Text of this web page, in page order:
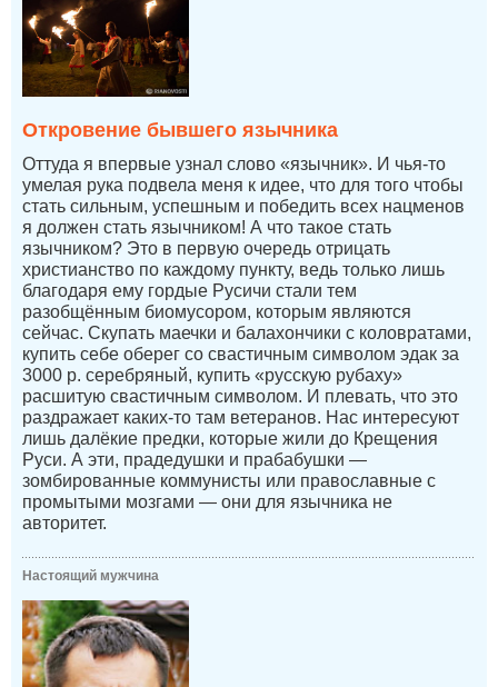
Откровение бывшего язычника
Оттуда я впервые узнал слово «язычник». И чья-то
умелая рука подвела меня к идее, что для того чтобы
стать сильным, успешным и победить всех нацменов
я должен стать язычником! А что такое стать
язычником? Это в первую очередь отрицать
христианство по каждому пункту, ведь только лишь
благодаря ему гордые Русичи стали тем
разобщённым биомусором, которым являются
сейчас. Скупать маечки и балахончики с коловратами,
купить себе оберег со свастичным символом эдак за
3000 р. серебряный, купить «русскую рубаху»
расшитую свастичным символом. И плевать, что это
раздражает каких-то там ветеранов. Нас интересуют
лишь далёкие предки, которые жили до Крещения
Руси. А эти, прадедушки и прабабушки —
зомбированные коммунисты или православные с
промытыми мозгами — они для язычника не
авторитет.
Настоящий мужчина